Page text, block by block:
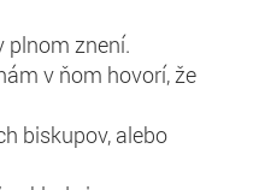
znení.
v ňom hovorí, že
biskupov, alebo